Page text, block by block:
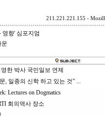
211.221.221.155 -
향' 심포지엄
운
한 박사 국민일보 연제
, 일종의 신학 하고 있는 것” ...
Lectures on Dogmatics
회의역사 장소